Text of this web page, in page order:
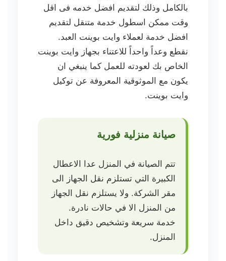
بالكامل وذلك لتقديم افضل خدمه فى اقل
وقت ممكن اسطول خدمة متنقل لتقديم
افضل خدمة لعملاء وايت بوينت العبد.
نقطع وعداً واحداً للاعتناء بجهاز وايت بوينت
الخاص بك لعودته للعمل كما ينبغي ان
يكون مع الموثوقية المعروفة عن توكيل
وايت بوينت.
صيانة منزلية فورية
تتم الصيانة في المنزل عدا الاعطال
الكبيرة التي تستلزم نقل الجهاز الى
مقر الشركة. ولا يستلزم نقل الجهاز
من المنزل الا في حالات نادرة.
خدمة سريعة وتشخيص دقيق داخل
المنزل.